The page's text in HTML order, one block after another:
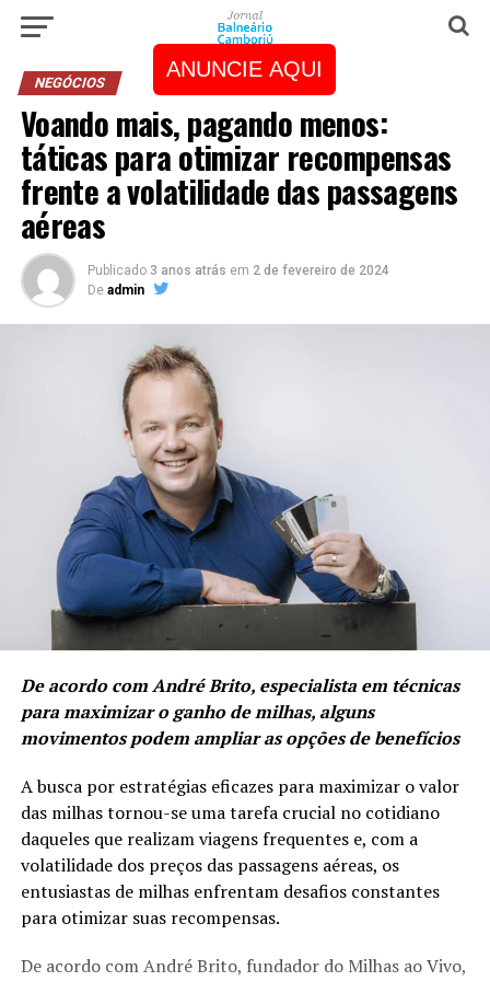
ANUNCIE AQUI
NEGÓCIOS
Voando mais, pagando menos:
táticas para otimizar recompensas
frente a volatilidade das passagens
aéreas
Publicado 3 anos atrás em 2 de fevereiro de 2024
De admin
De acordo com André Brito, especialista em técnicas
para maximizar o ganho de milhas, alguns
movimentos podem ampliar as opções de benefícios
A busca por estratégias eficazes para maximizar o valor
das milhas tornou-se uma tarefa crucial no cotidiano
daqueles que realizam viagens frequentes e, com a
volatilidade dos preços das passagens aéreas, os
entusiastas de milhas enfrentam desafios constantes
para otimizar suas recompensas.
De acordo com André Brito, fundador do Milhas ao Vivo,